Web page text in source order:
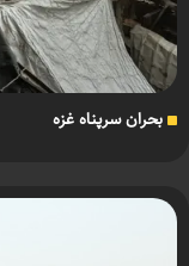
بحران سرپناه غزه